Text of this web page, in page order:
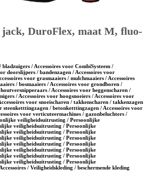
jack, DuroFlex, maat M, fluo-
/ Accessoires voor CombiSysteem /
doorslijpers / bandenzagen / Accessoires voor
voor grasmaaiers / mulchmaaiers / Accessoires
/ bosmaaiers / Accessoires voor grondboren /
/ Accessoires voor heggenscharen /
/ Accessoires voor hoogsnoeiers / Accessoires voor
voor snoeischaren / takkenscharen / takkenzagen
steenketttingzagen / betonketttingzagen / Accessoires voor
voor verticuteermachines / gazonbeluchters /
veiligheidsuitrusting / Persoonlijke
veiligheidsuitrusting / Persoonlijke
veiligheidsuitrusting / Persoonlijke
veiligheidsuitrusting / Persoonlijke
veiligheidsuitrusting / Persoonlijke
veiligheidsuitrusting / Persoonlijke
veiligheidsuitrusting / Persoonlijke
veiligheidsuitrusting / Persoonlijke
/ Veiligheidskleding / beschermende kleding